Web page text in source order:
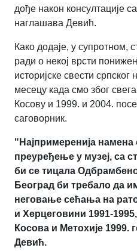
дође након консултације
наглашава Девић.
Како додаје, у супротном,
ради о некој врсти
историјске свести
месецу када смо због
Косову и 1999. и 2004.
саговорник.
"Најпримеренија намена
преуређење у музеј, са
би се тицала
Београд би требало да
неговање сећања на
и Херцеговини 1991-
Косова и Метохије
Девић.